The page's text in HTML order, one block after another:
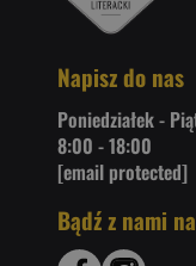
Napisz do nas
Poniedziałek -
8:00 - 18:00
[email protected]
Bądź z nami